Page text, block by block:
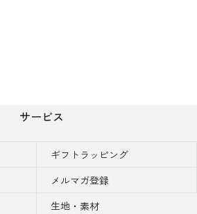
サービス
ギフトラッピング
メルマガ登録
生地・素材